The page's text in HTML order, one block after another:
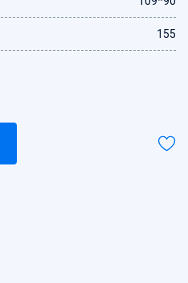
155